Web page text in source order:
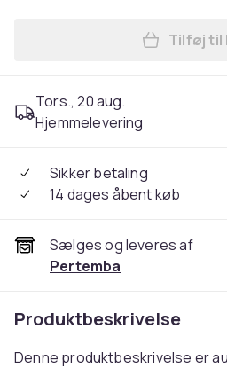
Tilføj til
Tors., 20 aug.
Hjemmelevering
Sikker betaling
14 dages åbent køb
Sælges og leveres af
Pertemba
Produktbeskrivelse
Denne produktbeskrivelse er